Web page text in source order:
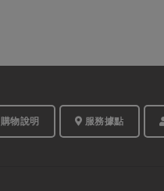
購物說明 服務據點